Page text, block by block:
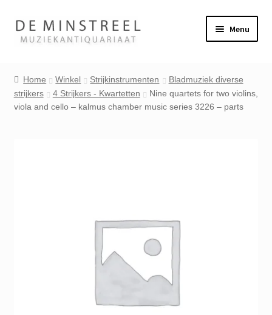
Ga
door
Ga
naar
Menu
Contact
Home Winkel Strijkinstrumenten
Bladmuziek diverse
strijkers
4 Strijkers - Kwartetten
Nine quartets for two violins,
viola and cello – kalmus chamber music series 3226 – parts